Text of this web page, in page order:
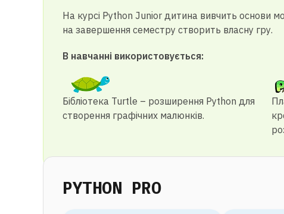
На курсі Python Junior дитина вивчить основи
на завершення семестру створить власну гру.
В навчанні використовується:
Бібліотека Turtle – розширення Python для
створення графічних малюнків.
PYTHON PRO